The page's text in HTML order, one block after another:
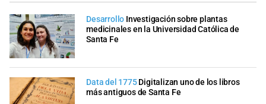
Desarrollo Investigación sobre plantas
medicinales en la Universidad Católica de
Santa Fe
Data del 1775 Digitalizan uno de los libros
más antiguos de Santa Fe